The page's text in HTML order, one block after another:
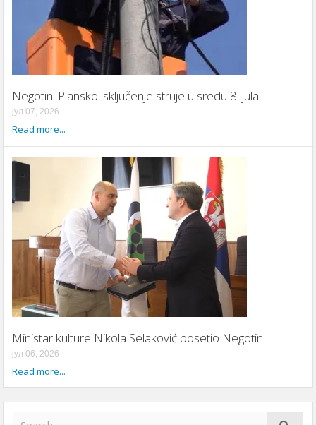
Negotin: Plansko isključenje struje u sredu 8. jula
јул 07, 2026
Read more...
Ministar kulture Nikola Selaković posetio Negotin
јул 06, 2026
Read more...